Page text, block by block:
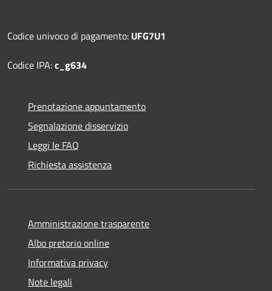
Codice univoco di pagamento: UFG7U1
Codice IPA:c_g634
Prenotazione appuntamento
Segnalazione disservizio
Leggi le FAQ
Richiesta assistenza
Amministrazione trasparente
Albo pretorio online
Informativa privacy
Note legali